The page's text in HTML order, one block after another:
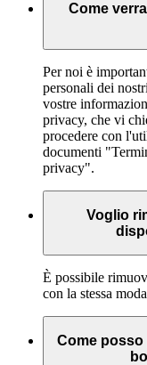
Come
Per noi è
personali dei
vostre
privacy, che vi
procedere con
documenti
privacy".
Voglio
È possibile
con la stessa
Come posso